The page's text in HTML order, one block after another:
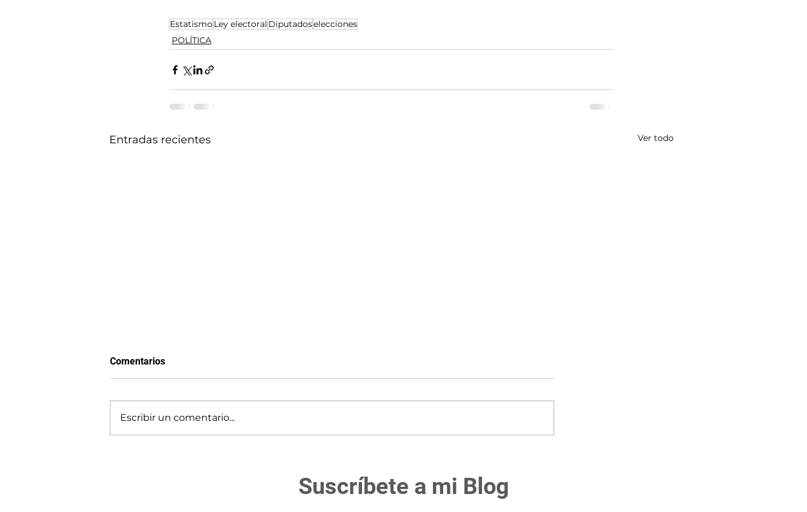
EstatismoLey electoral Diputadoselecciones
POLÍTICA
Entradas recientes Ver todo
Comentarios
Escribir un comentario...
Suscríbete a mi Blog